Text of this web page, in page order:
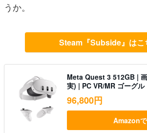
うか。
Steam『Subside』はこ
Meta Quest 3 512GB |
実) | PC VR/MR ゴーグル
96,800円
Amazon